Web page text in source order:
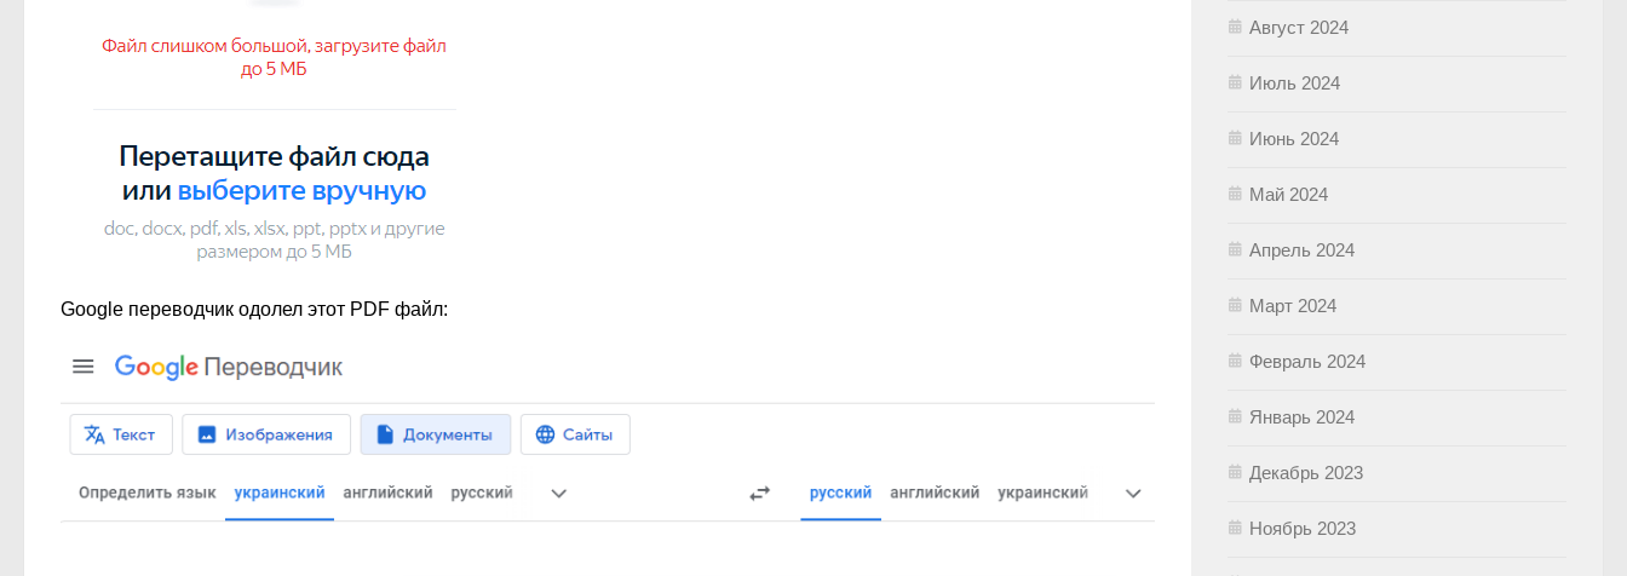
Google переводчик одолел этот PDF файл:
Август 2024
Июль 2024
Июнь 2024
Май 2024
Апрель 2024
Март 2024
Февраль 2024
Январь 2024
Декабрь 2023
Ноябрь 2023